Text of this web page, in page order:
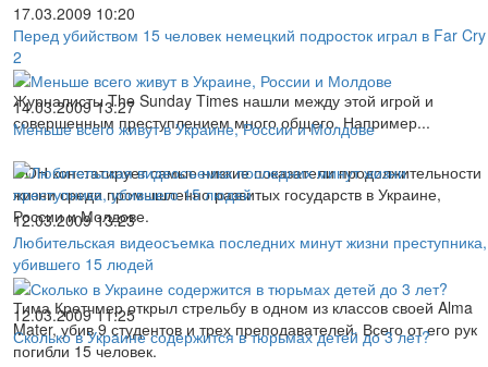
17.03.2009 10:20
Перед убийством 15 человек немецкий подросток играл в Far Cry
2
Журналисты The Sunday Times нашли между этой игрой и
совершенным преступлением много общего. Например...
14.03.2009 13:27
Меньше всего живут в Украине, России и Молдове
ООН констатирует самые низкие показатели продолжительности
жизни среди промышленно развитых государств в Украине,
России и Молдове.
12.03.2009 13:23
Любительская видеосъемка последних минут жизни преступника,
убившего 15 людей
Тима Кретчмер открыл стрельбу в одном из классов своей Alma
Mater, убив 9 студентов и трех преподавателей. Всего от его рук
погибли 15 человек.
12.03.2009 11:25
Сколько в Украине содержится в тюрьмах детей до 3 лет?